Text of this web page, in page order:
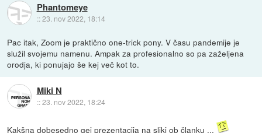
Phantomeye
::23. nov 2022, 18:14
Pac itak, Zoom je praktično one-trick pony. V času pandemije je
služil svojemu namenu. Ampak za profesionalno so pa zaželjena
orodja, ki ponujajo še kej več kot to.
Miki N
::23. nov 2022, 18:24
Kakšna dobesedno gej prezentacija na sliki ob članku ...